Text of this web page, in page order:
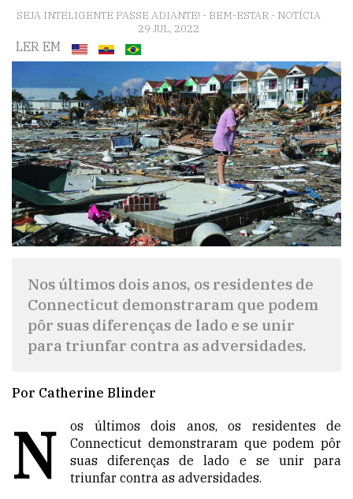
SEJA INTELIGENTE PASSE ADIANTE! - BEM-ESTAR - NOTÍCIA
29 JUL, 2022
LER EM
Nos últimos dois anos, os residentes de
Connecticut demonstraram que podem
pôr suas diferenças de lado e se unir
para triunfar contra as adversidades.
Por Catherine Blinder
N
os últimos dois anos, os residentes de
Connecticut demonstraram que podem pôr
suas diferenças de lado e se unir para
triunfar contra as adversidades.